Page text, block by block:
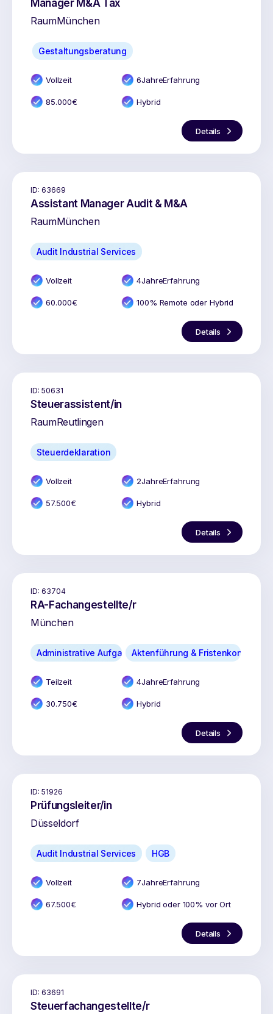
Manager M&A Tax
RaumMünchen
Gestaltungsberatung
Vollzeit 6JahreErfahrung
85.000€ Hybrid
Details
ID: 63669
Assistant Manager Audit & M&A
RaumMünchen
Audit Industrial Services
Vollzeit 4JahreErfahrung
60.000€ 100% Remote oder Hybrid
Details
ID: 50631
Steuerassistent/in
RaumReutlingen
Steuerdeklaration
Vollzeit 2JahreErfahrung
57.500€ Hybrid
Details
ID: 63704
RA-Fachangestellte/r
München
Administrative AufgabenAktenführung & Fristenkontrolle
Teilzeit 4JahreErfahrung
30.750€ Hybrid
Details
ID: 51926
Prüfungsleiter/in
Düsseldorf
Audit Industrial Services HGB
Vollzeit 7JahreErfahrung
67.500€ Hybrid oder 100% vor Ort
Details
ID: 63691
Steuerfachangestellte/r